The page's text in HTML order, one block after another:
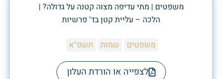
משפטים | מתי עדיפה מצוה קטנה על גדולה? |
הלכה – עליית קטן בד' פרשיות
משפטים שמות תשפ''א
לצפייה או הורדת העלון